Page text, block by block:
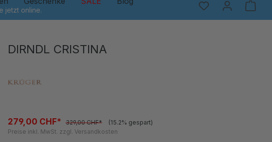
DIRNDL CRISTINA
279,00 CHF* 329,00 CHF*
(15.2% gespart)
Preise inkl. MwSt. zzgl. Versandkosten